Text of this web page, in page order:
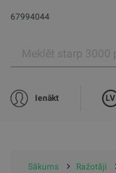
67994044
Ienākt LV
Sākums Ražotāji